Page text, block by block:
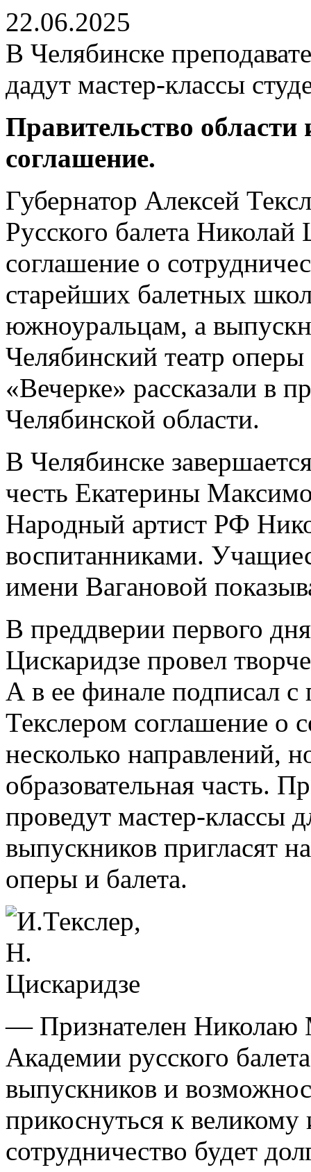
22.06.2025
В Челябинске
дадут мастер-классы
Правительство
соглашение.
Губернатор Алексей
Русского балета
соглашение о
старейших балетных
южноуральцам, а
Челябинский театр
«Вечерке» рассказали в
Челябинской области.
В Челябинске
честь Екатерины
Народный артист РФ
воспитанниками.
имени Вагановой
В преддверии первого
Цискаридзе провел
А в ее финале подписал с
Текслером соглашение о
несколько направлений,
образовательная часть.
проведут мастер-
выпускников пригласят
оперы и балета.
— Признателен Николаю
Академии русского
выпускников и
прикоснуться к
сотрудничество будет